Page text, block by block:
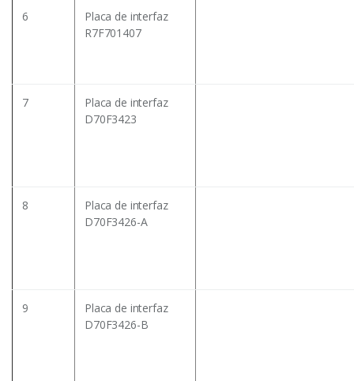
6
Placa de interfaz
R7F701407
7
Placa de interfaz
D70F3423
8
Placa de interfaz
D70F3426-A
9
Placa de interfaz
D70F3426-B